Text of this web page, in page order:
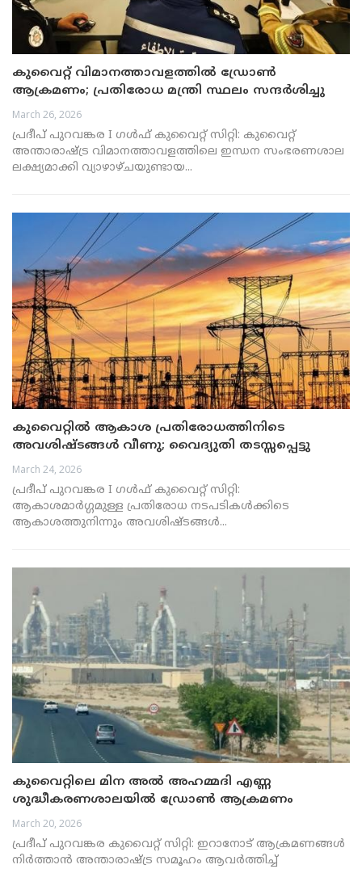
കുവൈറ്റ് വിമാനത്താവളത്തിൽ ഡ്രോൺ
ആക്രമണം; പ്രതിരോധ മന്ത്രി സ്ഥലം സന്ദർശിച്ചു
March 26, 2026
പ്രദീപ് പുറവങ്കര I ഗൾഫ് കുവൈറ്റ് സിറ്റി: കുവൈറ്റ്
അന്താരാഷ്ട്ര വിമാനത്താവളത്തിലെ ഇന്ധന സംഭരണശാല
ലക്ഷ്യമാക്കി വ്യാഴാഴ്ചയുണ്ടായ...
കുവൈറ്റിൽ ആകാശ പ്രതിരോധത്തിനിടെ
അവശിഷ്ടങ്ങൾ വീണു; വൈദ്യുതി തടസ്സപ്പെട്ടു
March 24, 2026
പ്രദീപ് പുറവങ്കര I ഗൾഫ് കുവൈറ്റ് സിറ്റി:
ആകാശമാർഗ്ഗമുള്ള പ്രതിരോധ നടപടികൾക്കിടെ
ആകാശത്തുനിന്നും അവശിഷ്ടങ്ങൾ...
കുവൈറ്റിലെ മിന അൽ അഹമ്മദി എണ്ണ
ശുദ്ധീകരണശാലയിൽ ഡ്രോൺ ആക്രമണം
March 20, 2026
പ്രദീപ് പുറവങ്കര കുവൈറ്റ് സിറ്റി: ഇറാനോട് ആക്രമണങ്ങൾ
നിർത്താൻ അന്താരാഷ്ട്ര സമൂഹം ആവർത്തിച്ച്